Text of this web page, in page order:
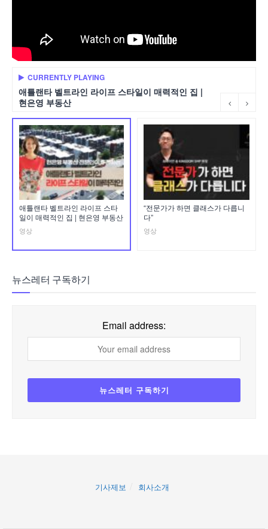
CURRENTLY PLAYING
애틀랜타 벨트라인 라이프 스타일이 매력적인 집 |
현은영 부동산
애틀랜타 벨트라인 라이프 스타
일이 매력적인 집 | 현은영 부동산
영상
“전문가가 하면 클래스가 다릅니
다”
영상
뉴스레터 구독하기
Email address:
기사제보 회사소개